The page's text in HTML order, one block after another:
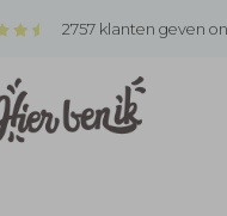
2757 klanten geven